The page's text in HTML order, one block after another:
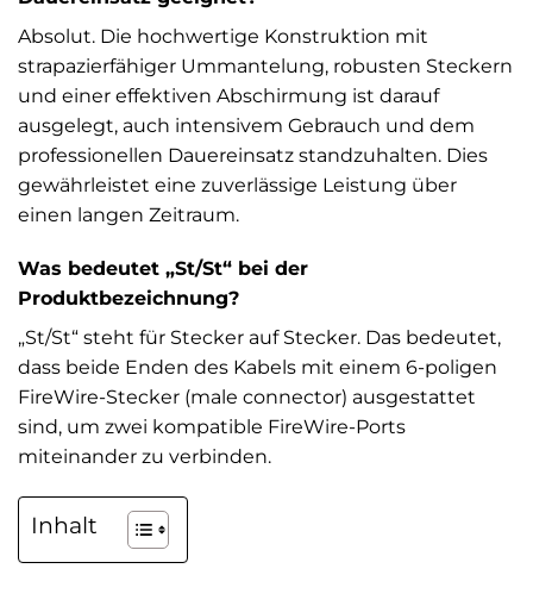
Absolut. Die hochwertige Konstruktion mit
strapazierfähiger Ummantelung, robusten Steckern
und einer effektiven Abschirmung ist darauf
ausgelegt, auch intensivem Gebrauch und dem
professionellen Dauereinsatz standzuhalten. Dies
gewährleistet eine zuverlässige Leistung über
einen langen Zeitraum.
Was bedeutet „St/St“ bei der
Produktbezeichnung?
„St/St“ steht für Stecker auf Stecker. Das bedeutet,
dass beide Enden des Kabels mit einem 6-poligen
FireWire-Stecker (male connector) ausgestattet
sind, um zwei kompatible FireWire-Ports
miteinander zu verbinden.
Inhalt